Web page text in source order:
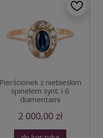
Pierścionek z niebieskim
spinelem synt. i 6
diamentami
2 000,00 zł